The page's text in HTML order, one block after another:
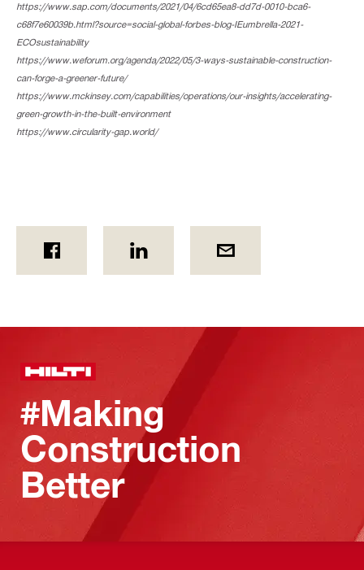
https://www.sap.com/documents/2021/04/6cd65ea8-dd7d-0010-bca6-
c68f7e60039b.html?source=social-global-forbes-blog-IEumbrella-2021-
ECOsustainability
https://www.weforum.org/agenda/2022/05/3-ways-sustainable-construction-
can-forge-a-greener-future/
https://www.mckinsey.com/capabilities/operations/our-insights/accelerating-
green-growth-in-the-built-environment
https://www.circularity-gap.world/
#Making
Construction
Better